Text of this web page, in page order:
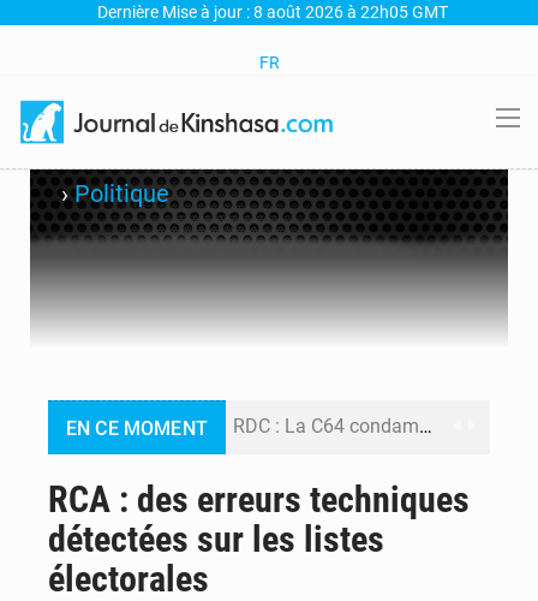
Dernière Mise à jour : 8 août 2026 à 22h05 GMT
FR
›Politique
EN CE MOMENT RDC : La C64 condamne les attaques contre l’opposition et maintient la date butoir du 15 août pour la suite des manifestations
RCA : des erreurs techniques
détectées sur les listes
électorales